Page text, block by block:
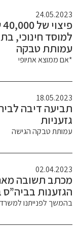
24.05.2023
למוסד חינוכי,
עמותת טבקה
*אם ממוצא אתיופי
18.05.2023
תביעה דיבה
גזעניות
עמותת טבקה הגישה
02.04.2023
מכתב תשובה
הגזענות בביה”ס
בהמשך לפנייתנו למשרד